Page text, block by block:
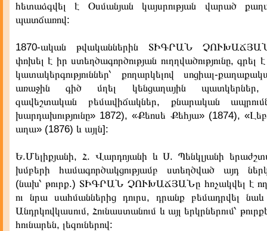
հետաձգվել է Օսմանյան կայսրության վարած
պատճառով:
1870-ական թվականներին ՏԻԳՐԱՆ
փոխել է իր ստեղծագործության ուղղվածությունը,
կատակերգություններ՝ քողարկելով սոցիալ-
առաջին գիծ մղել կենցաղային պատկերներ,
զավեշտական բեմավիճակներ, քնարական
խարդախությունը» 1872), «Քեոսե Քեհյա» (1874),
աղա» (1876) և այլն]:
Ե.Մելիքյանի, Հ. Վարդոյանի և Ս. Պենկլյանի
խմբերի համագործակցությամբ ստեղծված այդ
(նախ՝ թուրք.) ՏԻԳՐԱՆ ՉՈՒԽԱՃՅԱՆը հռչակվել է ողջ
ու նրա սահմաններից դուրս, դրանք բեմադրվել
Անդրկովկասում, Հունաստանում և այլ երկրներում՝
հունարեն, լեզուներով: